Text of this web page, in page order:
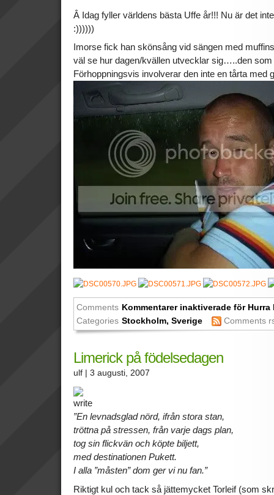
Â Idag fyller världens bästa Uffe år!!! Nu är det
:))))))
Imorse fick han skönsång vid sängen med
väl se hur dagen/kvällen utvecklar sig…..den
Förhoppningsvis involverar den inte en tårta med
Comments Kommentarer inaktiverade för Hurra
Categories Stockholm,Sverige Comments
Limerick på födelsedagen
ulf | 3 augusti, 2007
”En levnadsglad nörd, ifrån stora stan,
tröttna på stressen, från varje dags plan,
tog sin flickvän och köpte biljett,
med destinationen Pukett.
I alla ”måsten” dom ger vi nu fan.”
Riktigt kul och tack så jättemycket Torleif (som